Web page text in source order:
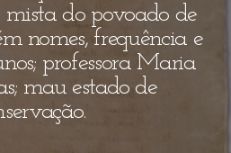
do povoado de
nomes, frequência e
professora Maria
mau estado de